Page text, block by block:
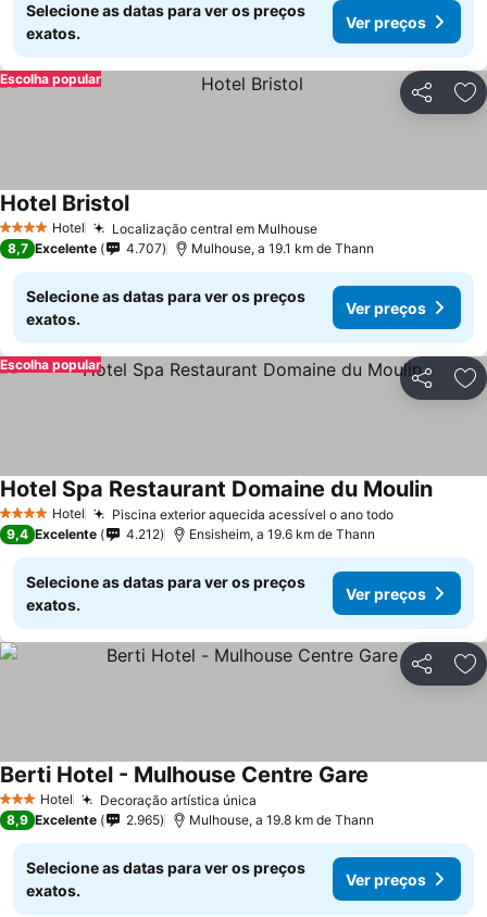
Selecione as datas para ver os preços
exatos.
Ver preços
Partilhar
Escolha popular
4 EstrelasHotel Localização central em Mulhouse
Hotel Bristol
8,7 Excelente 4.707 Mulhouse, a 19.1 km de Thann
Selecione as datas para ver os preços
exatos.
Ver preços
Partilhar
Escolha popular
4 EstrelasHotel Piscina exterior aquecida acessível o ano todo
Hotel Spa Restaurant Domaine du Moulin
9,4 Excelente 4.212 Ensisheim, a 19.6 km de Thann
Selecione as datas para ver os preços
exatos.
Ver preços
Partilhar
3 EstrelasHotel Decoração artística única
Berti Hotel - Mulhouse Centre Gare
8,9 Excelente 2.965 Mulhouse, a 19.8 km de Thann
Selecione as datas para ver os preços
exatos.
Ver preços